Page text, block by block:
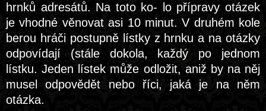
hrnků adresátů. Na toto ko- lo přípravy otázek
je vhodné věnovat asi 10 minut. V druhém kole
berou hráči postupně lístky z hrnku a na otázky
odpovídají (stále dokola, každý po jednom
lístku. Jeden lístek může odložit, aniž by na něj
musel odpovědět nebo říci, jaká je na něm
otázka.